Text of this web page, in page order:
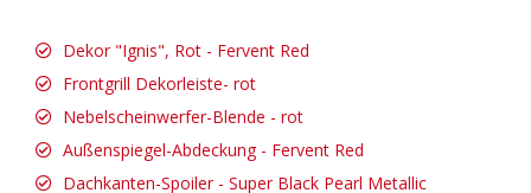
Dekor "Ignis", Rot - Fervent Red
Frontgrill Dekorleiste- rot
Nebelscheinwerfer-Blende - rot
Außenspiegel-Abdeckung - Fervent Red
Dachkanten-Spoiler - Super Black Pearl Metallic